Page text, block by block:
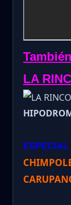
LA
ESPECIAL